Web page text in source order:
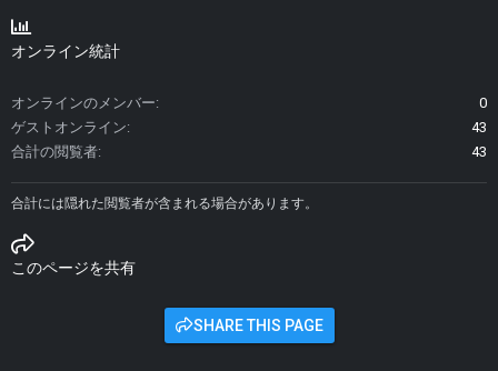
オンライン統計
オンラインのメンバー
0
ゲストオンライン
43
合計の閲覧者
43
合計には隠れた閲覧者が含まれる場合があります。
このページを共有
SHARE THIS PAGE